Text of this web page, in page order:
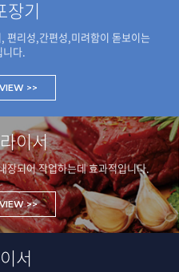
장기
편리성,간편성,미려함이 돋보이는
니다.
>>
이서
장되어 작업하는데 효과적입니다.
>>
서